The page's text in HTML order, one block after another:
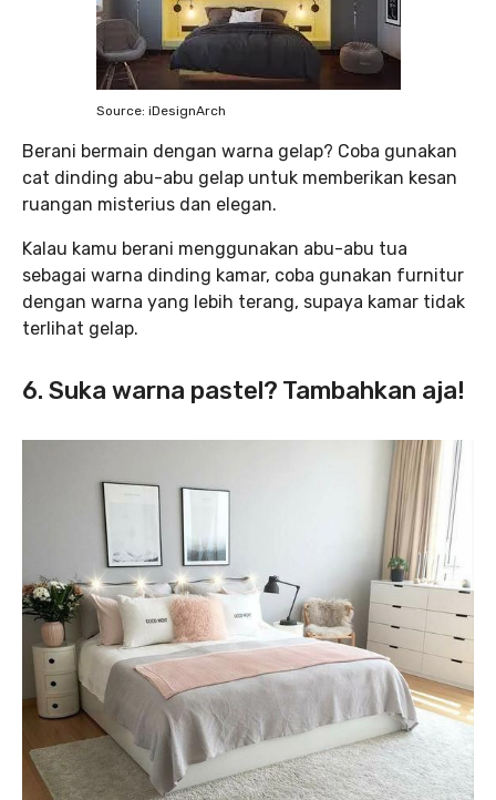
Source: iDesignArch
Berani bermain dengan warna gelap? Coba gunakan
cat dinding abu-abu gelap untuk memberikan kesan
ruangan misterius dan elegan.
Kalau kamu berani menggunakan abu-abu tua
sebagai warna dinding kamar, coba gunakan furnitur
dengan warna yang lebih terang, supaya kamar tidak
terlihat gelap.
6. Suka warna pastel? Tambahkan aja!